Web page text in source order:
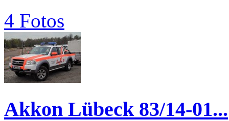
4 Fotos
Akkon Lübeck 83/14-01...